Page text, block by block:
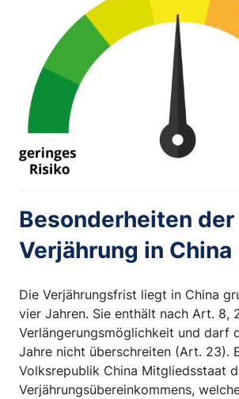
Besonderheiten der
Verjährung in China
Die Verjährungsfrist liegt in China
vier Jahren. Sie enthält nach Art. 8,
Verlängerungsmöglichkeit und darf
Jahre nicht überschreiten (Art. 23).
Volksrepublik China Mitgliedsstaat
Verjährungsübereinkommens,